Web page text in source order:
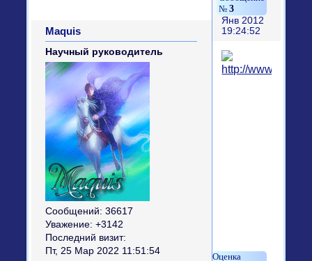
3
Янв 2012
19:24:52
Maquis
Научный руководитель
Сообщений: 36617
Уважение: +3142
Последний визит:
Пт, 25 Мар 2022 11:51:54